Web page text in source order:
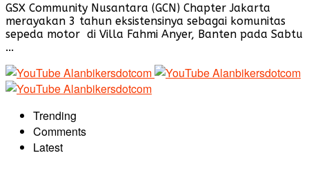
GSX Community Nusantara (GCN) Chapter Jakarta
merayakan 3 tahun eksistensinya sebagai komunitas
sepeda motor di Villa Fahmi Anyer, Banten pada Sabtu
...
Trending
Comments
Latest